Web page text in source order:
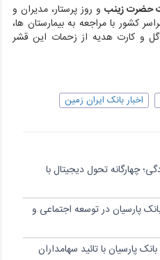
حضرت زینب و روز پرستار، مدیران و
کشور با مراجعه به بیمارستان ها،
و کارت هدیه از زحمات این قشر
اخبار بانک ایران زمین
تحول دیجیتال با
پارسیان در توسعه اجتماعی و